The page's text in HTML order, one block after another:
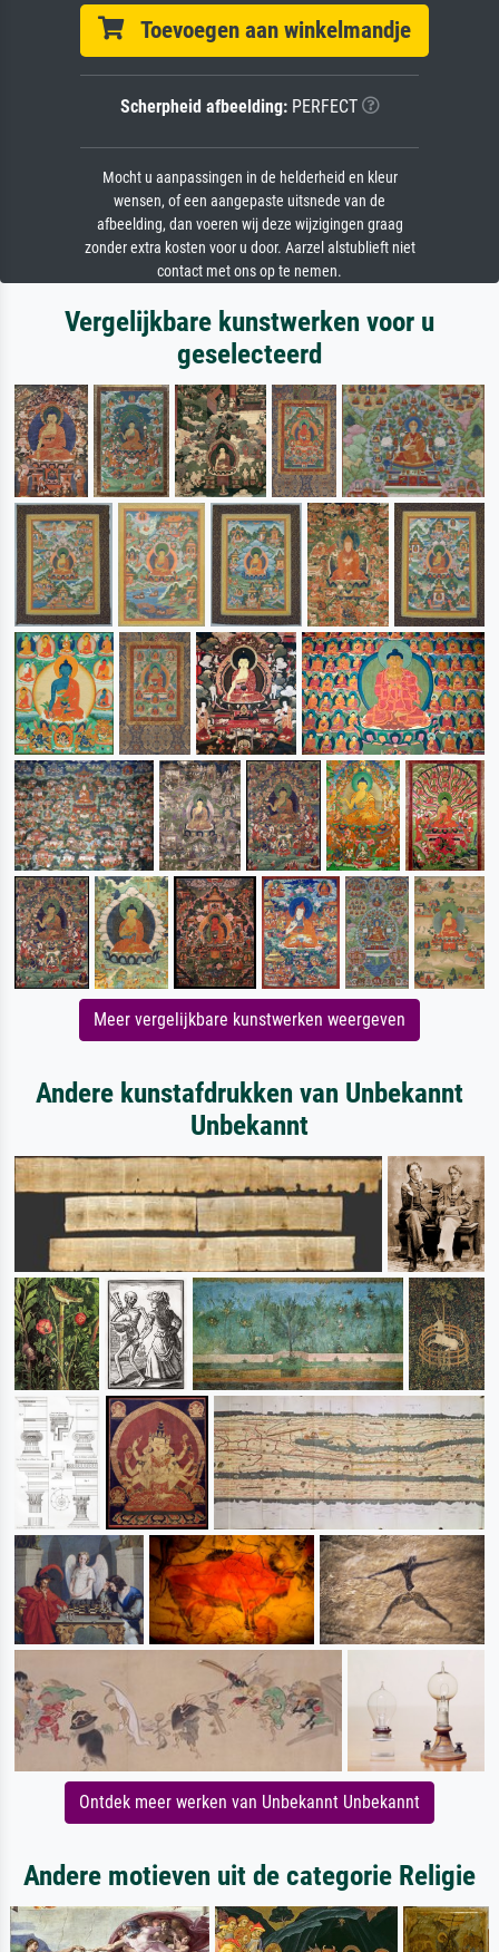
Toevoegen aan winkelmandje
Scherpheid afbeelding:PERFECT
Mocht u aanpassingen in de helderheid en kleur
wensen, of een aangepaste uitsnede van de
afbeelding, dan voeren wij deze wijzigingen graag
zonder extra kosten voor u door. Aarzel alstublieft niet
contact met ons op te nemen.
Vergelijkbare kunstwerken voor u
geselecteerd
Meer vergelijkbare kunstwerken weergeven
Andere kunstafdrukken van Unbekannt
Unbekannt
Ontdek meer werken van Unbekannt Unbekannt
Andere motieven uit de categorie Religie